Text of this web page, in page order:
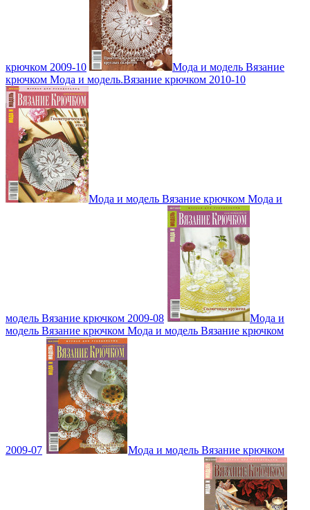
крючком 2009-10
Мода и модель Вязание
крючком Мода и модель.Вязание крючком 2010-10
Мода и модель Вязание крючком Мода и
модель Вязание крючком 2009-08
Мода и
модель Вязание крючком Мода и модель Вязание крючком
2009-07 Мода и модель Вязание крючком